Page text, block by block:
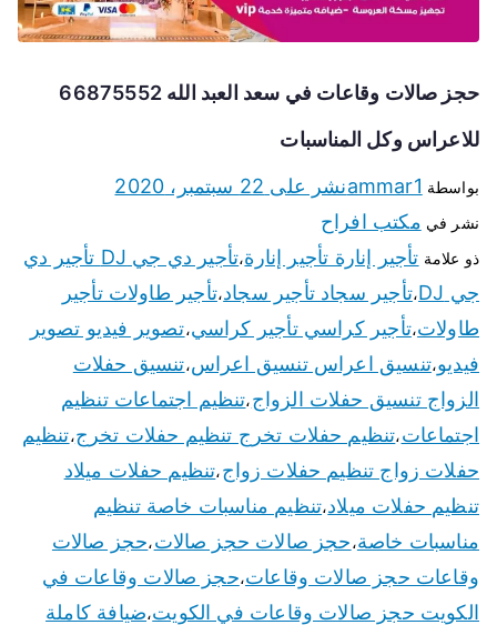
حجز صالات وقاعات في سعد العبد الله 66875552
للاعراس وكل المناسبات
بواسطة ammar1نشر على 22 سبتمبر، 2020
نشر في مكتب افراح
ذو علامة تأجير إنارة تأجير إنارة،
تأجير دي جي DJ تأجير دي
جي DJ
،تأجير سجاد تأجير سجاد،تأجير طاولات تأجير
طاولات،تأجير كراسي تأجير كراسي،تصوير فيديو تصوير
فيديو،تنسيق اعراس تنسيق اعراس،تنسيق حفلات
الزواج تنسيق حفلات الزواج،تنظيم اجتماعات تنظيم
اجتماعات،تنظيم حفلات تخرج تنظيم حفلات تخرج،تنظيم
حفلات زواج تنظيم حفلات زواج،تنظيم حفلات ميلاد
تنظيم حفلات ميلاد،تنظيم مناسبات خاصة تنظيم
مناسبات خاصة،حجز صالات حجز صالات،حجز صالات
وقاعات حجز صالات وقاعات،حجز صالات وقاعات في
الكويت حجز صالات وقاعات في الكويت،ضيافة كاملة